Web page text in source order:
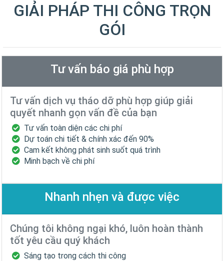
GIẢI PHÁP THI CÔNG TRỌN
GÓI
Tư vấn báo giá phù hợp
Tư vấn dịch vụ tháo dỡ phù hợp giúp giải
quyết nhanh gọn vấn đề của bạn
Tư vấn toàn diện các chi phí
Dự toán chi tiết & chính xác đến 90%
Cam kết không phát sinh suốt quá trình
Minh bạch về chi phí
Nhanh nhẹn và được việc
Chúng tôi không ngại khó, luôn hoàn thành
tốt yêu cầu quý khách
Sáng tạo trong cách thi công